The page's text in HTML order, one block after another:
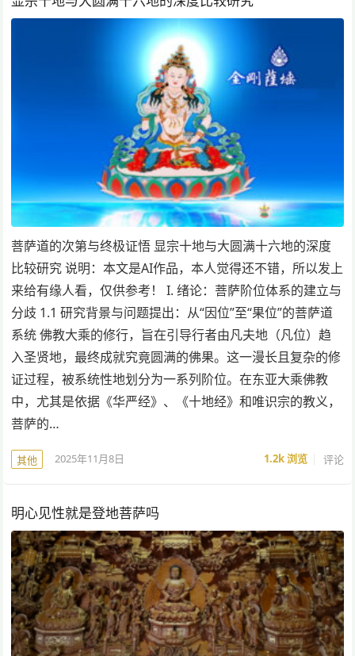
菩萨道的次第与终极证悟 显宗十地与大圆满十六地的深度
比较研究 说明：本文是AI作品，本人觉得还不错，所以发上
来给有缘人看，仅供参考！ I. 绪论：菩萨阶位体系的建立与
分歧 1.1 研究背景与问题提出：从“因位”至“果位”的菩萨道
系统 佛教大乘的修行，旨在引导行者由凡夫地（凡位）趋
入圣贤地，最终成就究竟圆满的佛果。这一漫长且复杂的修
证过程，被系统性地划分为一系列阶位。在东亚大乘佛教
中，尤其是依据《华严经》、《十地经》和唯识宗的教义，
菩萨的…
其他 2025年11月8日 1.2k浏览 评论
明心见性就是登地菩萨吗